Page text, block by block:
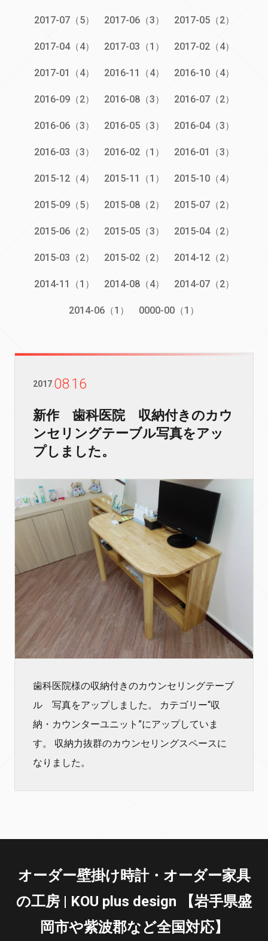
2017-07（5） 2017-06（3） 2017-05（2）
2017-04（4） 2017-03（1） 2017-02（4）
2017-01（4） 2016-11（4） 2016-10（4）
2016-09（2） 2016-08（3） 2016-07（2）
2016-06（3） 2016-05（3） 2016-04（3）
2016-03（3） 2016-02（1） 2016-01（3）
2015-12（4） 2015-11（1） 2015-10（4）
2015-09（5） 2015-08（2） 2015-07（2）
2015-06（2） 2015-05（3） 2015-04（2）
2015-03（2） 2015-02（2） 2014-12（2）
2014-11（1） 2014-08（4） 2014-07（2）
2014-06（1） 0000-00（1）
2017 08 16
新作 歯科医院 収納付きのカウ
ンセリングテーブル写真をアッ
プしました。
歯科医院様の収納付きのカウンセリングテーブ
ル 写真をアップしました。 カテゴリー“収
納・カウンターユニット”にアップしていま
す。 収納力抜群のカウンセリングスペースに
なりました。
オーダー壁掛け時計・オーダー家具
の工房 | KOU plus design 【岩手県盛
岡市や紫波郡など全国対応】